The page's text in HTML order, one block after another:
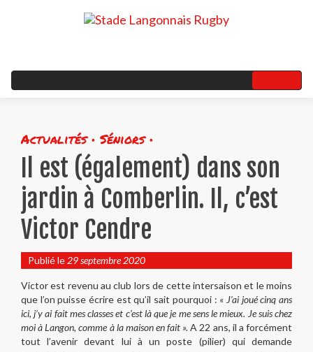
Actualités • Séniors •
Il est (également) dans son
jardin à Comberlin. Il, c’est
Victor Cendre
Publié le 29 septembre 2020
Victor est revenu au club lors de cette intersaison et le moins
que l’on puisse écrire est qu’il sait pourquoi : « J’ai joué cinq ans
ici, j’y ai fait mes classes et c’est là que je me sens le mieux. Je suis chez
moi à Langon, comme à la maison en fait ».A 22 ans, il a forcément
tout l’avenir devant lui à un poste (pilier) qui demande